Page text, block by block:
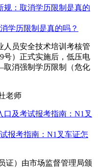
学历限制是真的吗？
人员安全技术培训考核管
号）正式实施后，低压电
消强制学历限制（危化
老师
报考指南：N1叉车证怎
证）由市场监督管理局颁